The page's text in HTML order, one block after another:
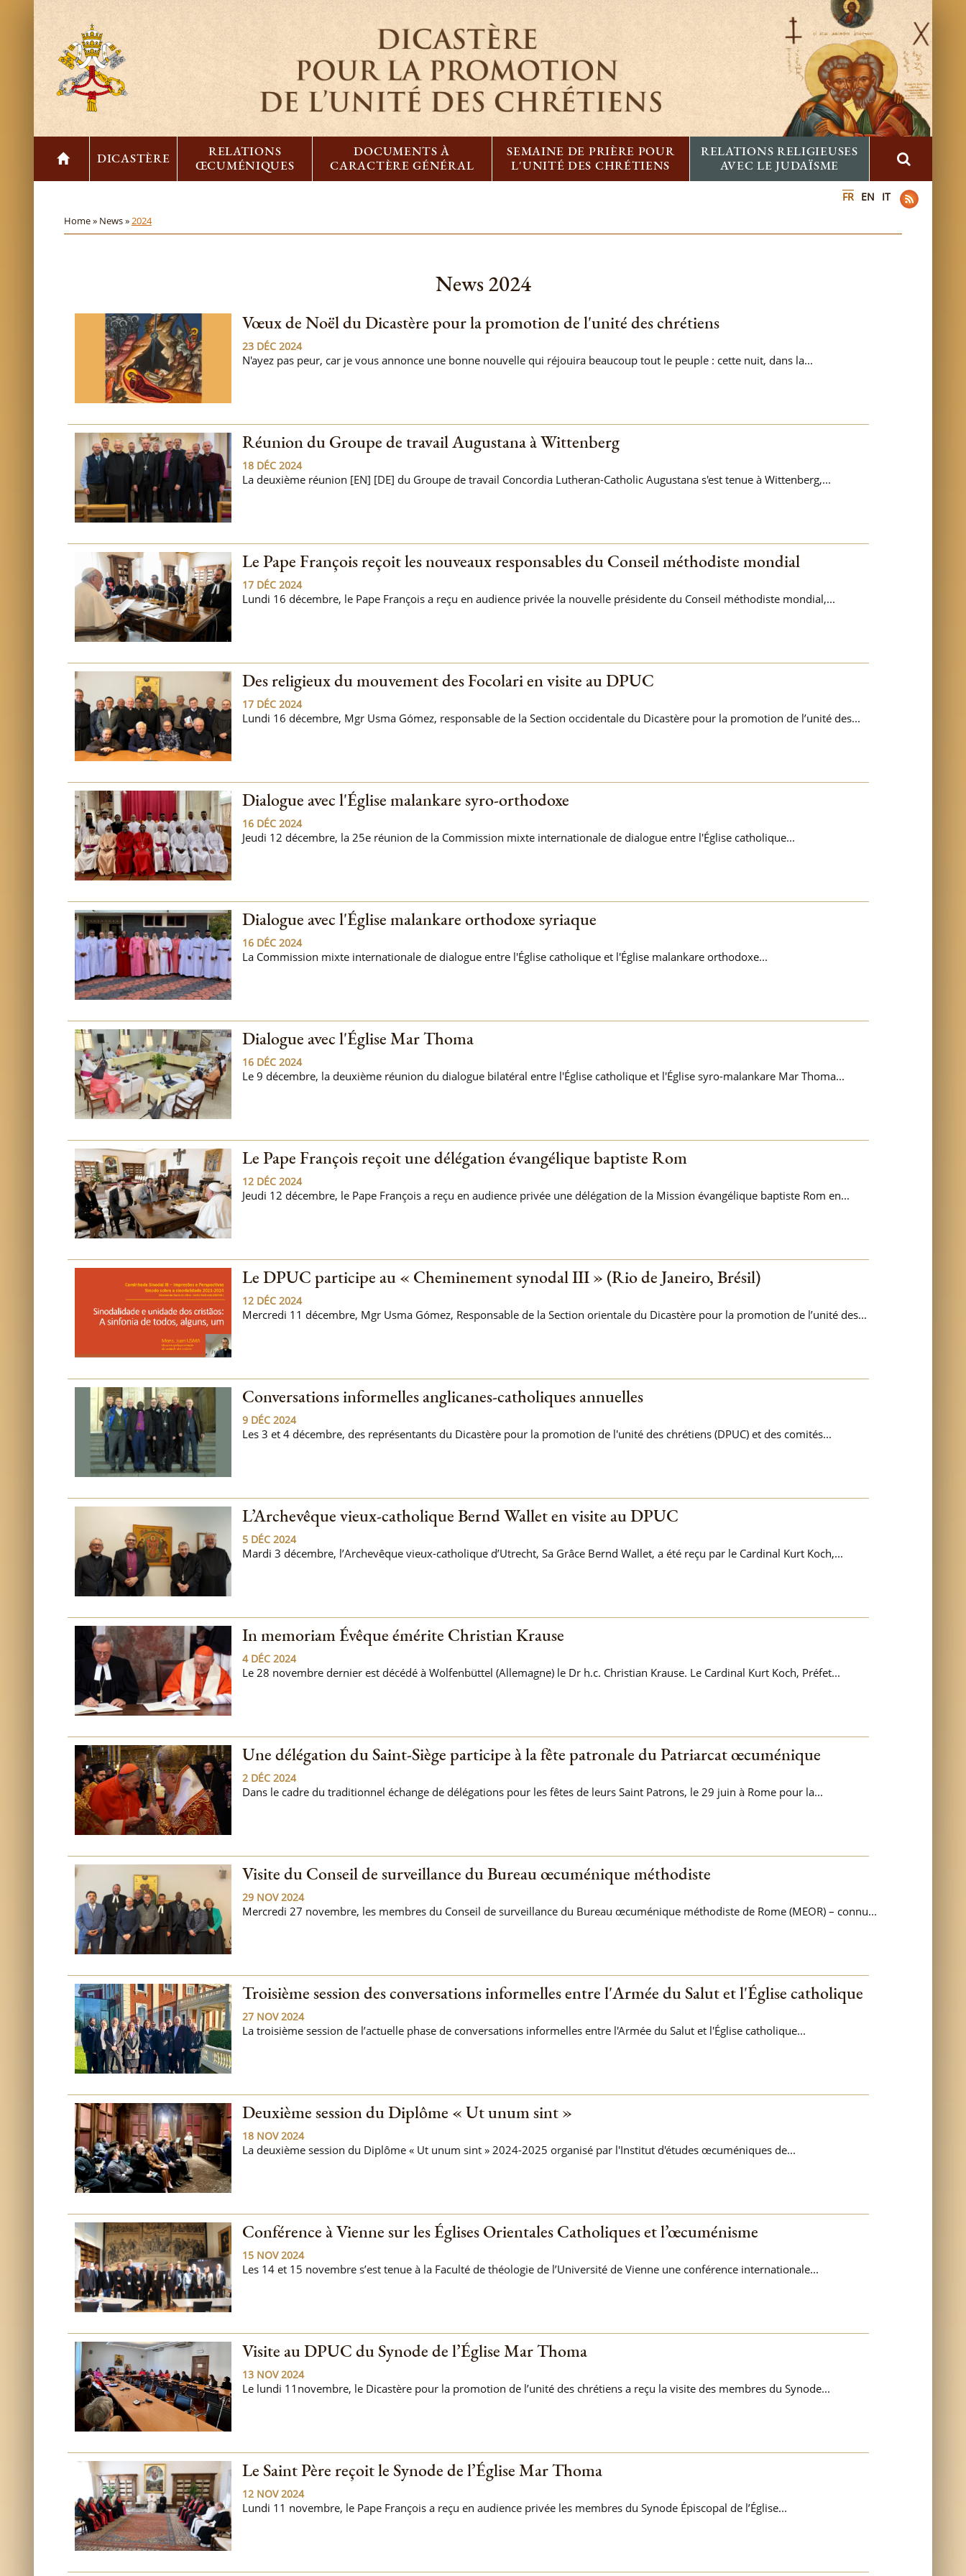
DICASTÈRE
RELATIONS
ŒCUMÉNIQUES
DOCUMENTS À
CARACTÈRE GÉNÉRAL
SEMAINE DE PRIÈRE POUR
L'UNITÉ DES CHRÉTIENS
RELATIONS RELIGIEUSES
AVEC LE JUDAÏSME
FR EN IT
Home » News »2024
News 2024
Vœux de Noël du Dicastère pour la promotion de l'unité des chrétiens
23 DÉC 2024
N'ayez pas peur, car je vous annonce une bonne nouvelle qui réjouira beaucoup tout le peuple : cette nuit, dans la...
Réunion du Groupe de travail Augustana à Wittenberg
18 DÉC 2024
La deuxième réunion [EN] [DE] du Groupe de travail Concordia Lutheran-Catholic Augustana s'est tenue à Wittenberg,...
Le Pape François reçoit les nouveaux responsables du Conseil méthodiste mondial
17 DÉC 2024
Lundi 16 décembre, le Pape François a reçu en audience privée la nouvelle présidente du Conseil méthodiste mondial,...
Des religieux du mouvement des Focolari en visite au DPUC
17 DÉC 2024
Lundi 16 décembre, Mgr Usma Gómez, responsable de la Section occidentale du Dicastère pour la promotion de l’unité des...
Dialogue avec l'Église malankare syro-orthodoxe
16 DÉC 2024
Jeudi 12 décembre, la 25e réunion de la Commission mixte internationale de dialogue entre l'Église catholique...
Dialogue avec l'Église malankare orthodoxe syriaque
16 DÉC 2024
La Commission mixte internationale de dialogue entre l'Église catholique et l'Église malankare orthodoxe...
Dialogue avec l'Église Mar Thoma
16 DÉC 2024
Le 9 décembre, la deuxième réunion du dialogue bilatéral entre l'Église catholique et l'Église syro-malankare Mar Thoma...
Le Pape François reçoit une délégation évangélique baptiste Rom
12 DÉC 2024
Jeudi 12 décembre, le Pape François a reçu en audience privée une délégation de la Mission évangélique baptiste Rom en...
Le DPUC participe au « Cheminement synodal III » (Rio de Janeiro, Brésil)
12 DÉC 2024
Mercredi 11 décembre, Mgr Usma Gómez, Responsable de la Section orientale du Dicastère pour la promotion de l’unité des...
Conversations informelles anglicanes-catholiques annuelles
9 DÉC 2024
Les 3 et 4 décembre, des représentants du Dicastère pour la promotion de l'unité des chrétiens (DPUC) et des comités...
L’Archevêque vieux-catholique Bernd Wallet en visite au DPUC
5 DÉC 2024
Mardi 3 décembre, l’Archevêque vieux-catholique d’Utrecht, Sa Grâce Bernd Wallet, a été reçu par le Cardinal Kurt Koch,...
In memoriam Évêque émérite Christian Krause
4 DÉC 2024
Le 28 novembre dernier est décédé à Wolfenbüttel (Allemagne) le Dr h.c. Christian Krause. Le Cardinal Kurt Koch, Préfet...
Une délégation du Saint-Siège participe à la fête patronale du Patriarcat œcuménique
2 DÉC 2024
Dans le cadre du traditionnel échange de délégations pour les fêtes de leurs Saint Patrons, le 29 juin à Rome pour la...
Visite du Conseil de surveillance du Bureau œcuménique méthodiste
29 NOV 2024
Mercredi 27 novembre, les membres du Conseil de surveillance du Bureau œcuménique méthodiste de Rome (MEOR) – connu...
Troisième session des conversations informelles entre l'Armée du Salut et l'Église catholique
27 NOV 2024
La troisième session de l’actuelle phase de conversations informelles entre l'Armée du Salut et l'Église catholique...
Deuxième session du Diplôme « Ut unum sint »
18 NOV 2024
La deuxième session du Diplôme « Ut unum sint » 2024-2025 organisé par l'Institut d'études œcuméniques de...
Conférence à Vienne sur les Églises Orientales Catholiques et l’œcuménisme
15 NOV 2024
Les 14 et 15 novembre s’est tenue à la Faculté de théologie de l’Université de Vienne une conférence internationale...
Visite au DPUC du Synode de l’Église Mar Thoma
13 NOV 2024
Le lundi 11novembre, le Dicastère pour la promotion de l’unité des chrétiens a reçu la visite des membres du Synode...
Le Saint Père reçoit le Synode de l’Église Mar Thoma
12 NOV 2024
Lundi 11 novembre, le Pape François a reçu en audience privée les membres du Synode Épiscopal de l’Église...